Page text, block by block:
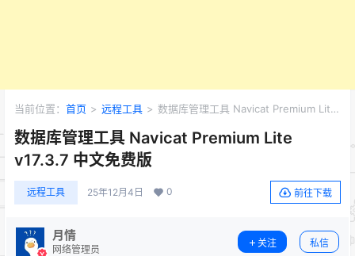
当前位置： 首页 > 远程工具 > 数据库管理工具 Navicat Premium Lite
数据库管理工具 Navicat Premium Lite
v17.3.7 中文免费版
远程工具 25年12月4日 0 前往下载
月情
网络管理员
关注 私信